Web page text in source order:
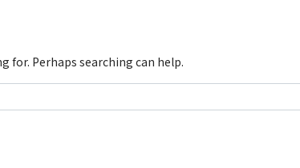
for. Perhaps searching can help.